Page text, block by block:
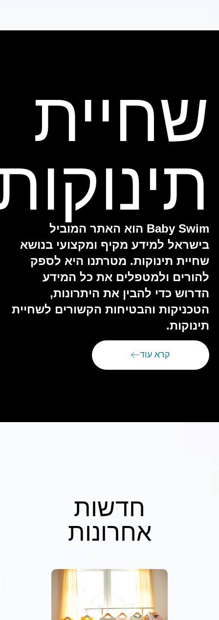
שחיית
תינוקות
Baby Swim הוא האתר המוביל
בישראל למידע מקיף ומקצועי בנושא
שחיית תינוקות. מטרתנו היא לספק
להורים ולמטפלים את כל המידע
הדרוש כדי להבין את היתרונות,
הטכניקות והבטיחות הקשורים לשחיית
תינוקות.
קרא עוד
חדשות
אחרונות